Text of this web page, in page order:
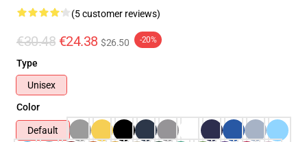
(5 customer reviews)
€30.48 €24.38 $26.50 -20%
Type
Unisex
Color
Default